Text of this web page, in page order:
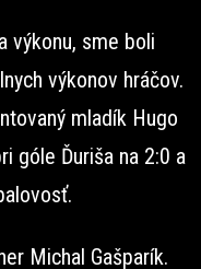
výkonu, sme boli
výkonov hráčov.
mladík Hugo
góle Ďuriša na 2:0 a
Michal Gašparík.